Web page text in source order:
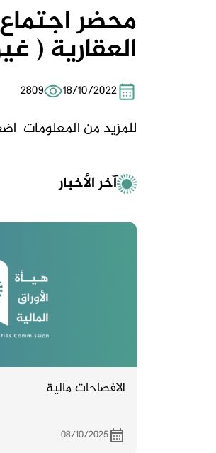
محضر
العقارية ( غير
18/10/2022
2809
للمزيد من المعلومات
آخر الأخبار
الافصاحات مالية
08/10/2025